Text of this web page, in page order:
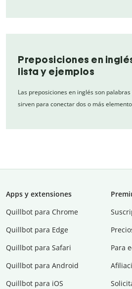
Preposiciones en
lista y ejemplos
Las preposiciones en inglés son
sirven para conectar dos o más
Apps y extensiones
Quillbot para Chrome
Quillbot para Edge
Quillbot para Safari
Quillbot para Android
Quillbot para iOS
Para